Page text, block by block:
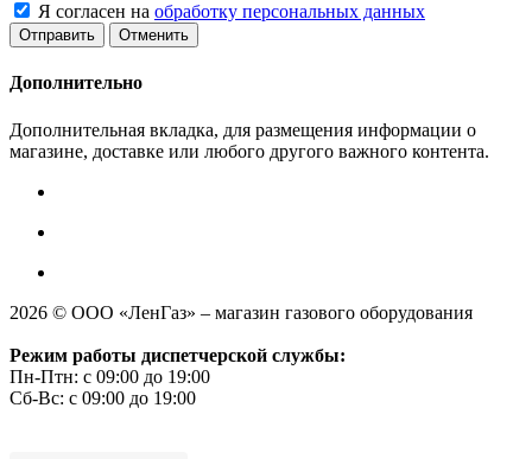
Я согласен на обработку персональных данных
Отменить
Дополнительно
Дополнительная вкладка, для размещения информации о
магазине, доставке или любого другого важного контента.
2026 © ООО «ЛенГаз» – магазин газового оборудования
Режим работы диспетчерской службы:
Пн-Птн: с 09:00 до 19:00
Сб-Вс: с 09:00 до 19:00